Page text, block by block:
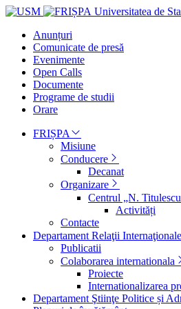
Universitatea de
Anunțuri
Comunicate de presă
Evenimente
Open Calls
Documente
Programe de studii
Orare
FRIȘPA
Misiune
Conducere
Decanat
Organizare
Centrul „N.
Activități
Contacte
Departament Relaţii Internaţionale
Publicatii
Colaborarea internationala
Proiecte
Internationalizarea
Departament Ştiinţe Politice și